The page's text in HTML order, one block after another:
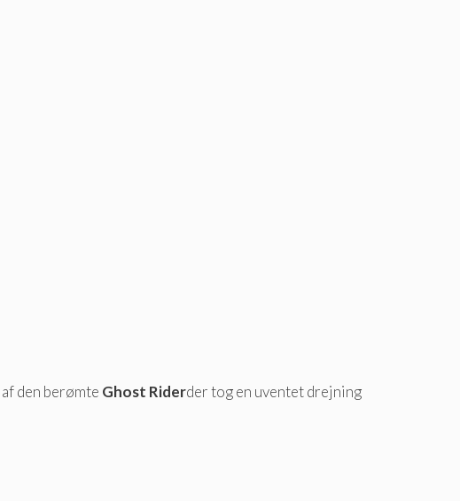
af den berømte Ghost Riderder tog en uventet drejning